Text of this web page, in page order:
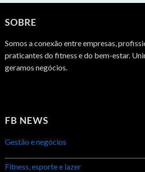
SOBRE
Somos a conexão entre empresas,
praticantes do fitness e do bem-estar.
geramos negócios.
FB NEWS
Gestão e negócios
Fitness, esporte e lazer